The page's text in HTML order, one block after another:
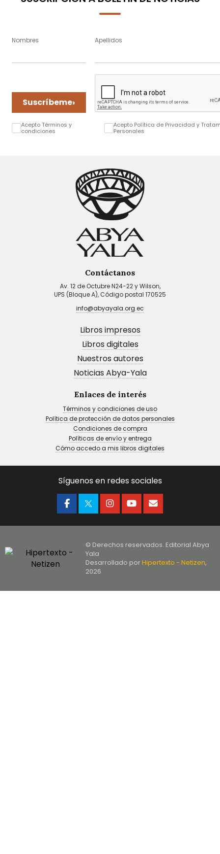
Nombres Apellidos
Suscríbeme›
Acepto Términos y
condiciones
Acepto Política de Privacidad y
Personales
Contáctanos
Av. 12 de Octubre N24-22 y Wilson,
UPS (Bloque A), Código postal 170525
info@abyayala.org.ec
Libros impresos
Libros digitales
Nuestros autores
Noticias Abya-Yala
Enlaces de interés
Términos y condiciones de uso
Política de protección de datos personales
Condiciones de compra
Políticas de envío y entrega
Cómo accedo a mis libros digitales
Síguenos en redes sociales
© Derechos reservados. Editorial Abya
Yala
Desarrollado porHipertexto - Netizen,
2026